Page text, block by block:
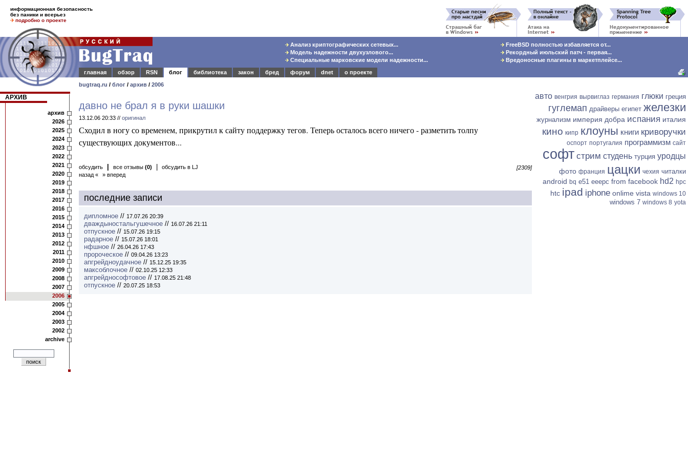
информационная безопасность
без паники и всерьез
подробно о проекте
Анализ криптографических сетевых...
Модель надежности двухузлового...
Специальные марковские модели надежности...
FreeBSD полностью избавляется от...
Рекордный июльский патч - первая...
Вредоносные плагины в маркетплейсе...
главная
обзор RSN блог библиотека закон бред форум dnet
о проекте
bugtraq.ru / блог / архив / 2006
АРХИВ
архив
2026
2025
2024
2023
2022
2021
2020
2019
2018
2017
2016
2015
2014
2013
2012
2011
2010
2009
2008
2007
2006
2005
2004
2003
2002
archive
давно не брал я в руки шашки
13.12.06 20:33 // оригинал
Сходил в ногу со временем, прикрутил к сайту поддержку тегов. Теперь осталось всего ничего - разметить толпу
существующих документов...
обсудить все отзывы (0) обсудить в LJ
[2309]
назад «
» вперед
последние записи
дипломное // 17.07.26 20:39
дваждыностальгушечное // 16.07.26 21:11
отпускное // 15.07.26 19:15
радарное // 15.07.26 18:01
нфшное // 26.04.26 17:43
пророческое // 09.04.26 13:23
апгрейдноудачное // 15.12.25 19:35
максоблочное // 02.10.25 12:33
апгрейднософтовое // 17.08.25 21:48
отпускное // 20.07.25 18:53
авто венгрия вырвиглаз германия глюки греция
гуглемап драйверы египет железки
журнализм империя добра испания италия
кино кипр клоуны книги криворучки
оспорт португалия программизм сайт
софт стрим студень турция уродцы
фото франция цацки чехия читалки
android bq e51 eeepc from facebook hd2 hpc
htc ipad iphone onlime vista windows 10
windows 7 windows 8 yota